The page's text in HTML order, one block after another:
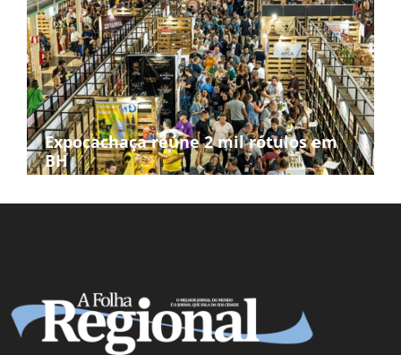
Expocachaça reúne 2 mil rótulos em
BH